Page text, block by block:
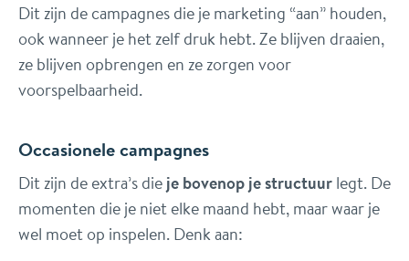
Dit zijn de campagnes die je marketing “aan” houden,
ook wanneer je het zelf druk hebt. Ze blijven draaien,
ze blijven opbrengen en ze zorgen voor
voorspelbaarheid.
Occasionele campagnes
Dit zijn de extra’s dieje bovenop je structuurlegt. De
momenten die je niet elke maand hebt, maar waar je
wel moet op inspelen. Denk aan: